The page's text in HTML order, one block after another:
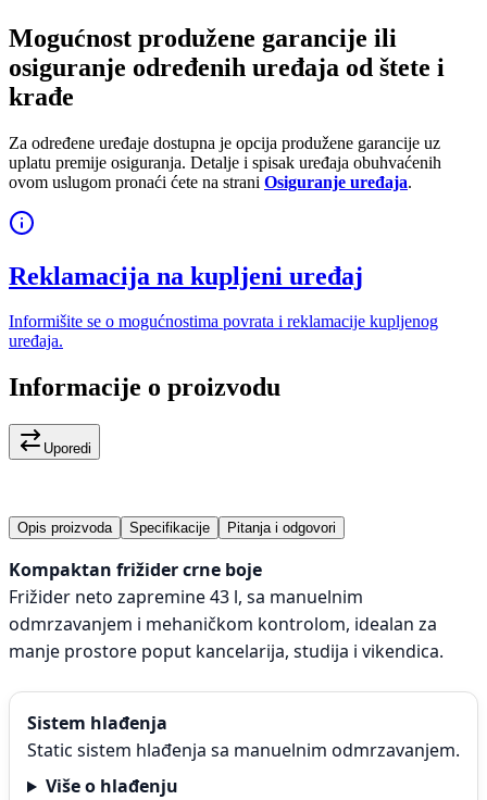
Mogućnost produžene garancije ili
osiguranje određenih uređaja od štete i
krađe
Za određene uređaje dostupna je opcija produžene garancije uz
uplatu premije osiguranja. Detalje i spisak uređaja obuhvaćenih
ovom uslugom pronaći ćete na strani Osiguranje uređaja.
Reklamacija na kupljeni uređaj
Informišite se o mogućnostima povrata i reklamacije kupljenog
uređaja.
Informacije o proizvodu
Uporedi
Opis proizvoda Specifikacije Pitanja i odgovori
Kompaktan frižider crne boje
Frižider neto zapremine 43 l, sa manuelnim
odmrzavanjem i mehaničkom kontrolom, idealan za
manje prostore poput kancelarija, studija i vikendica.
Sistem hlađenja
Static sistem hlađenja sa manuelnim odmrzavanjem.
Više o hlađenju